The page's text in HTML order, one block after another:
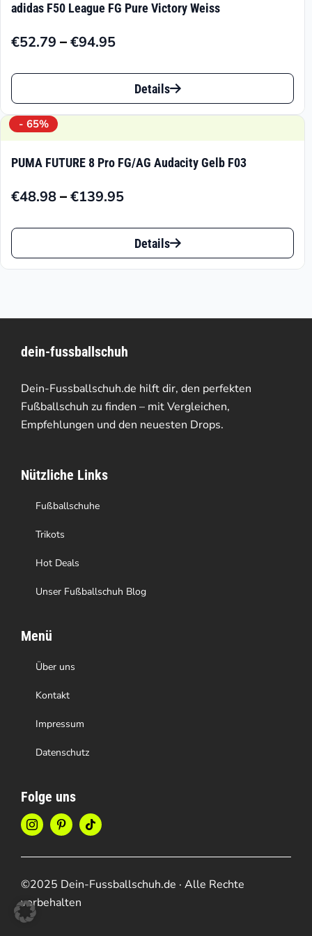
adidas F50 League FG Pure Victory Weiss
€52.79 –€94.95
Preisspanne:
€52.79
€94.95
Dieses
Produkt
weist
auf.
Die
Optionen
können
Produktseite
werden
Details
- 65%
PUMA FUTURE 8 Pro FG/AG Audacity Gelb F03
€48.98–€139.95
Preisspanne:
€48.98
€139.95
Dieses
Produkt
auf.
Die
Optionen
können
der
Produktseite
gewählt
werden
Details
dein-fussballschuh
Dein-Fussballschuh.de hilft dir, den perfekten
Fußballschuh zu finden – mit Vergleichen,
Empfehlungen und den neuesten Drops.
Nützliche Links
Fußballschuhe
Trikots
Hot Deals
Unser Fußballschuh Blog
Menü
Über uns
Kontakt
Impressum
Datenschutz
Folge uns
©2025 Dein-Fussballschuh.de · Alle Rechte
vorbehalten